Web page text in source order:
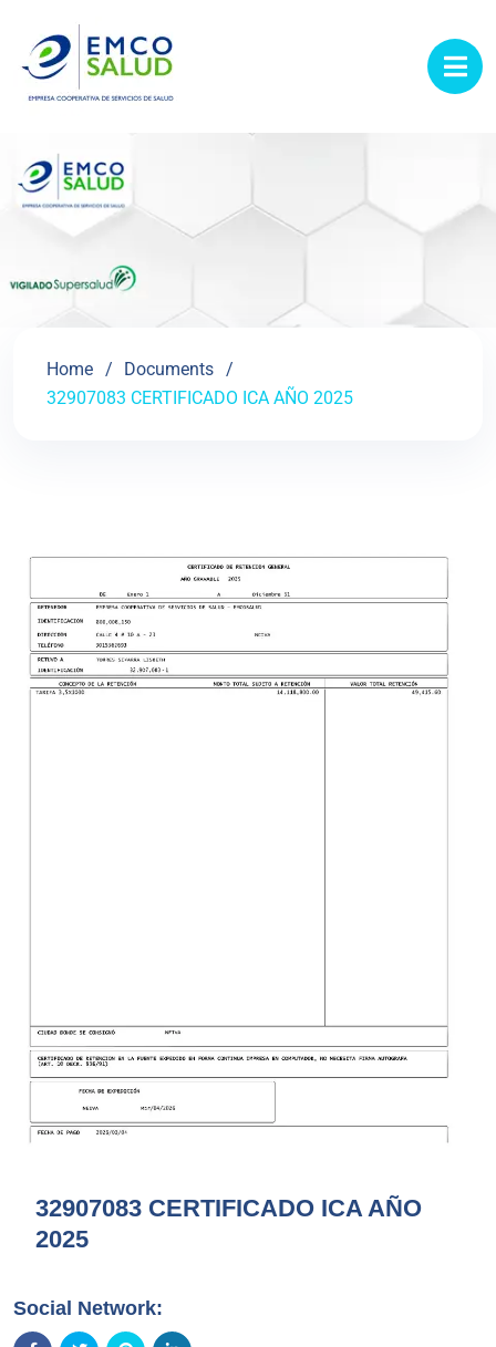
Home
Documents
32907083 CERTIFICADO ICA AÑO 2025
32907083 CERTIFICADO ICA AÑO
2025
Social Network: